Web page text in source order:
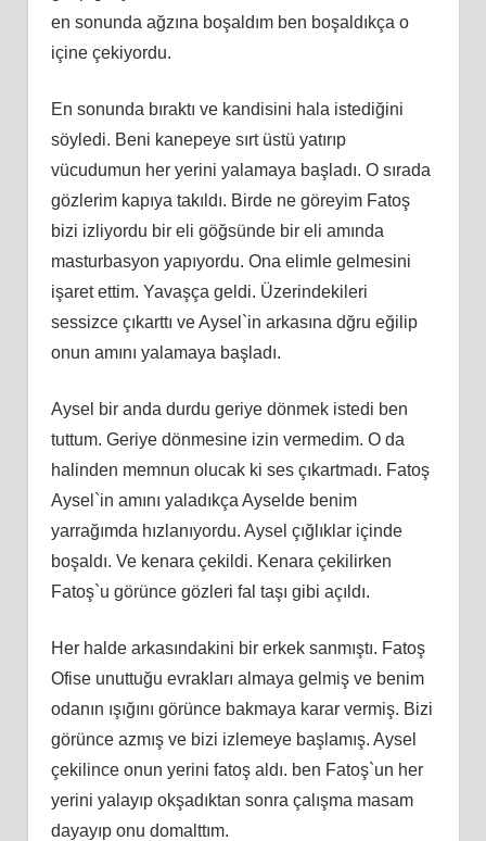
en sonunda ağzına boşaldım ben boşaldıkça o
içine çekiyordu.
En sonunda bıraktı ve kandisini hala istediğini
söyledi. Beni kanepeye sırt üstü yatırıp
vücudumun her yerini yalamaya başladı. O sırada
gözlerim kapıya takıldı. Birde ne göreyim Fatoş
bizi izliyordu bir eli göğsünde bir eli amında
masturbasyon yapıyordu. Ona elimle gelmesini
işaret ettim. Yavaşça geldi. Üzerindekileri
sessizce çıkarttı ve Aysel`in arkasına dğru eğilip
onun amını yalamaya başladı.
Aysel bir anda durdu geriye dönmek istedi ben
tuttum. Geriye dönmesine izin vermedim. O da
halinden memnun olucak ki ses çıkartmadı. Fatoş
Aysel`in amını yaladıkça Ayselde benim
yarrağımda hızlanıyordu. Aysel çığlıklar içinde
boşaldı. Ve kenara çekildi. Kenara çekilirken
Fatoş`u görünce gözleri fal taşı gibi açıldı.
Her halde arkasındakini bir erkek sanmıştı. Fatoş
Ofise unuttuğu evrakları almaya gelmiş ve benim
odanın ışığını görünce bakmaya karar vermiş. Bizi
görünce azmış ve bizi izlemeye başlamış. Aysel
çekilince onun yerini fatoş aldı. ben Fatoş`un her
yerini yalayıp okşadıktan sonra çalışma masam
dayayıp onu domalttım.